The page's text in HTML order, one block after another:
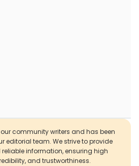
community writers and has been
editorial team. We strive to provide
information, ensuring high
and trustworthiness.